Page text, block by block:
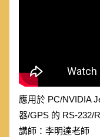
應用於 PC/NVIDIA
器/GPS 的 RS-232/
講師：李明達老師